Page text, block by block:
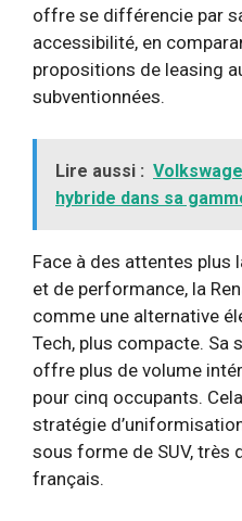
offre se différencie par
accessibilité, en
propositions de leasing
subventionnées.
Lire aussi :
hybride dans sa
Face à des attentes plus
et de performance, la
comme une alternative
Tech, plus compacte. Sa
offre plus de volume
pour cinq occupants.
stratégie
sous forme de SUV, très
français.